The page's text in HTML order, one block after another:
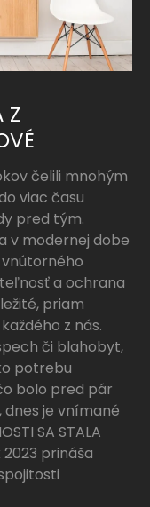
Z
čelili mnohým
viac času
pred tým.
v modernej dobe
a ochrana
priam
z nás.
či blahobyt,
potrebu
bolo pred pár
je vnímané
SA STALA
2023 prináša